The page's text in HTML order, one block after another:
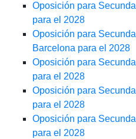
Oposición para
para el 2028
Oposición para
Barcelona para el 2028
Oposición para
para el 2028
Oposición para
para el 2028
Oposición para
para el 2028